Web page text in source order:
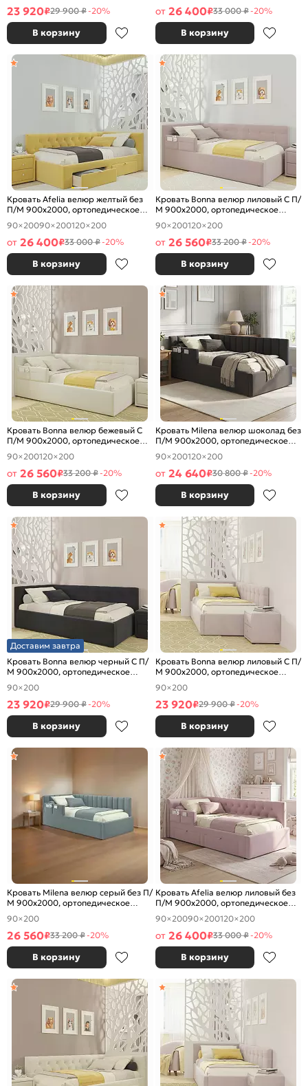
23 920₽29 900 ₽-20%
В корзину
от 26 400₽33 000 ₽-20%
В корзину
Кровать Afelia велюр желтый без
П/М 900x2000, ортопедическое
основание, изголовье мягкое
90×20090×200120×200
от 26 400₽33 000 ₽-20%
В корзину
Кровать Bonna велюр лиловый С П/
М 900x2000, ортопедическое
основание, изголовье мягкое
90×200120×200
от 26 560₽33 200 ₽-20%
В корзину
Кровать Bonna велюр бежевый С
П/М 900x2000, ортопедическое
основание, изголовье мягкое
90×200120×200
от 26 560₽33 200 ₽-20%
В корзину
Кровать Milena велюр шоколад без
П/М 900x2000, ортопедическое
основание, изголовье мягкое
90×200120×200
от 24 640₽30 800 ₽-20%
В корзину
Доставим завтра
Кровать Bonna велюр черный С П/
М 900x2000, ортопедическое
основание, изголовье мягкое
90×200
23 920₽29 900 ₽-20%
В корзину
Кровать Bonna велюр лиловый С П/
М 900x2000, ортопедическое
основание, изголовье мягкое
90×200
23 920₽29 900 ₽-20%
В корзину
Кровать Milena велюр серый без П/
М 900x2000, ортопедическое
основание, изголовье мягкое
90×200
26 560₽33 200 ₽-20%
В корзину
Кровать Afelia велюр лиловый без
П/М 900x2000, ортопедическое
основание, изголовье мягкое
90×20090×200120×200
от 26 400₽33 000 ₽-20%
В корзину